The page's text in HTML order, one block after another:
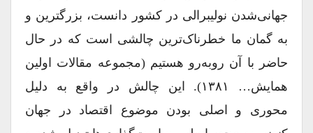
جهانی‌شدن نولیبرالی در کشور دانست، بزرگترین و
به گمان ما خطرناک‌ترین چالشی است که در حال
حاضر با آن روبه‌رو هستیم (مجموعه مقالات اولین
همایش… ۱۳۸۱). این چالش در واقع به دلیل
محوری و اصلی بودن موضوع اقتصاد در جهان